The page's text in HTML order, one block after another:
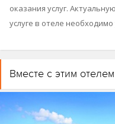
оказания услуг.
услуге в отеле
Вместе с этим